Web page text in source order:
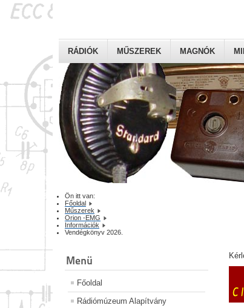
RÁDIÓK MŰSZEREK MAGNÓK
Ön itt van:
Főoldal
Műszerek
Orion -EMG
Információk
Vendégkönyv 2026.
Menü
Főoldal
Rádiómúzeum Alapítvány